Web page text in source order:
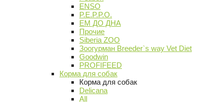
ENSO
P.E.P.P.O.
ЕМ ДО ДНА
Прочие
Siberia ZOO
Зоогурман Breeder`s way Vet Diet
Goodwin
PROFIFEED
Корма для собак
Корма для собак
Delicana
All